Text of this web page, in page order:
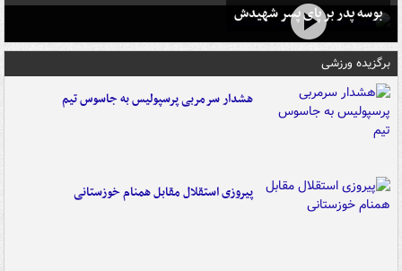
بوسه‌ پدر بر پای پسر شهیدش
برگزیده ورزشی
هشدار سرمربی پرسپولیس به جاسوس تیم
پیروزی استقلال مقابل همنام خوزستانی